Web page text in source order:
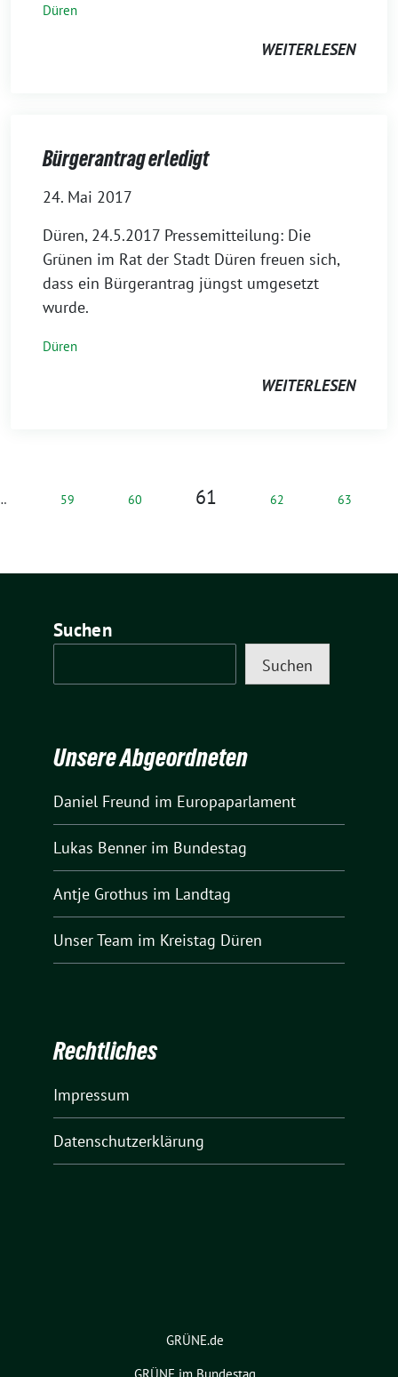
Düren
WEITERLESEN
Bürgerantrag erledigt
24. Mai 2017
Düren, 24.5.2017 Pressemitteilung: Die
Grünen im Rat der Stadt Düren freuen sich,
dass ein Bürgerantrag jüngst umgesetzt
wurde.
Düren
WEITERLESEN
59 60 61 62 63
Suchen
Suchen
Unsere Abgeordneten
Daniel Freund im Europaparlament
Lukas Benner im Bundestag
Antje Grothus im Landtag
Unser Team im Kreistag Düren
Rechtliches
Impressum
Datenschutzerklärung
GRÜNE.de